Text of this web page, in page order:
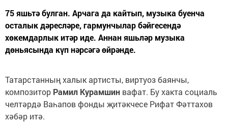
75 яшьтә булган. Арчага да кайтып, музыка буенча
осталык дәресләре, гармунчылар бәйгесендә
хөкемдарлык итәр иде. Аннан яшьләр музыка
дөньясында күп нәрсәгә өйрәнде.
Татарстанның халык артисты, виртуоз баянчы,
композитор Рамил Курамшин вафат. Бу хакта социаль
челтәрдә Ваһапов фонды җитәкчесе Рифат Фәттахов
хәбәр итә.